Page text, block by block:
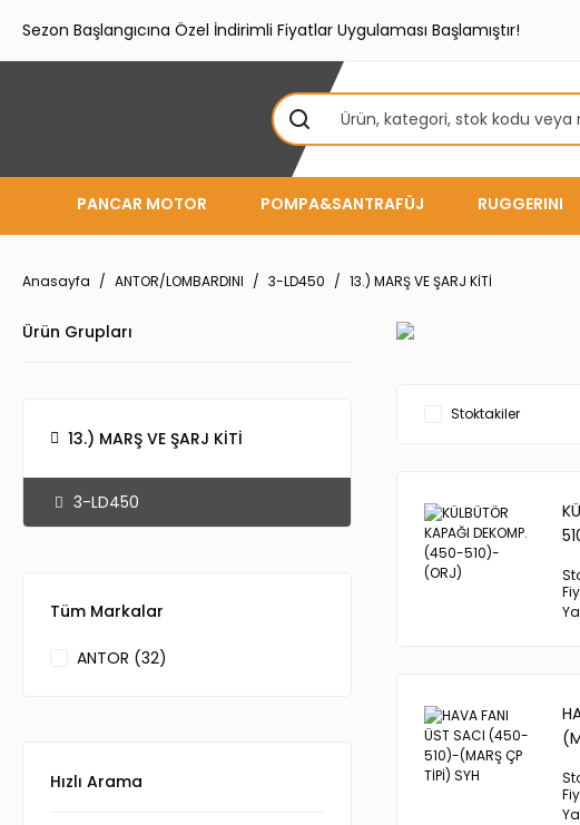
Sezon Başlangıcına Özel İndirimli Fiyatlar Uygulaması Başlamıştır!
PANCAR MOTOR POMPA&SANTRAFÜJ RUGGERINI
Anasayfa ANTOR/LOMBARDINI 3-LD450 13.) MARŞ VE ŞARJ KİTİ
Ürün Grupları
13.) MARŞ VE ŞARJ KİTİ
3-LD450
Tüm Markalar
ANTOR (32)
Hızlı Arama
Stoktakiler